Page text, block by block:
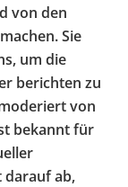
von den
Sie
um die
berichten zu
von
bekannt für
darauf ab,